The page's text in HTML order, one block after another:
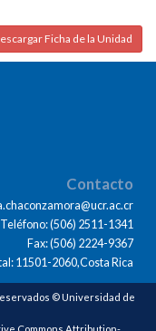
Ficha de la Unidad
Contacto
Teléfono: (506) 2511-1341
Fax: (506) 2224-9367
11501-2060,Costa Rica
© Universidad de